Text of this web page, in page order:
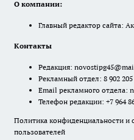
О компании:
Главный редактор сайта:
Контакты
Редакция:
Рекламный отдел: 8 902 205
Email рекламного отдела:
Телефон редакции: +7 964
Политика конфиденциальности и
пользователей